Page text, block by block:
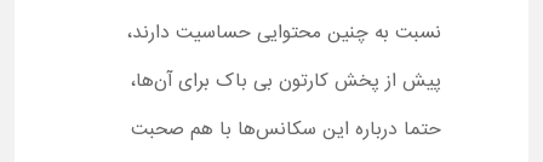
نسبت به چنین محتوایی حساسیت دارند،
پیش از پخش کارتون بی باک برای آن‌ها،
حتما درباره این سکانس‌ها با هم صحبت